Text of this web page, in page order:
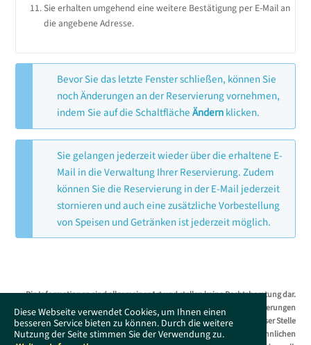
Diese Webseite verwendet Cookies, um Ihnen einen
besseren Service bieten zu können. Durch die weitere
Nutzung der Seite stimmen Sie der Verwendung zu.
Sie erhalten umgehend eine weitere Bestätigung per E-Mail an
die angebene Adresse.
Bevor Sie das letzte Fenster schließen, können Sie
noch Änderungen an der Reservierung vornehmen,
indem Sie auf die SchaltflächeÄndernklicken.
Sie gelangen jederzeit wieder über die erhaltene E-
Mail in die Verwaltung Ihrer Reservierung. Zudem
können Sie die Reservierung in der E-Mail jederzeit
stornieren und auch eine zusätzliche Vorbestellung
von Speisen und Getränken ist jederzeit möglich.
Die Informationen sind allgemeiner Art und stellen keine Rechtsberatung dar.
Das Supportportal erhebt keinen Anspruch auf Vollständigkeit. Änderungen
bleiben ohne Vorankündigung jederzeit vorbehalten. Es wird an dieser Stelle
darauf hingewiesen, dass die ausschließliche Verwendung der männlichen